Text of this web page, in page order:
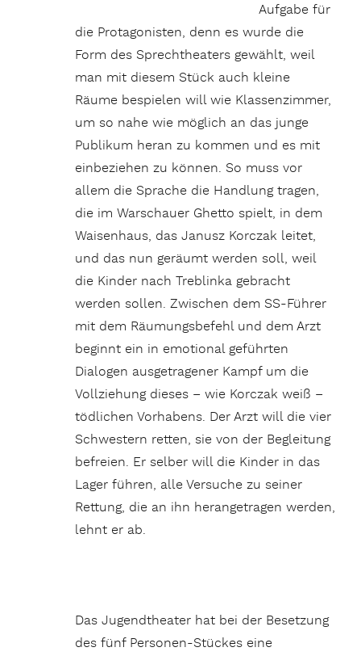
Aufgabe für
die Protagonisten, denn es wurde die
Form des Sprechtheaters gewählt, weil
man mit diesem Stück auch kleine
Räume bespielen will wie Klassenzimmer,
um so nahe wie möglich an das junge
Publikum heran zu kommen und es mit
einbeziehen zu können. So muss vor
allem die Sprache die Handlung tragen,
die im Warschauer Ghetto spielt, in dem
Waisenhaus, das Janusz Korczak leitet,
und das nun geräumt werden soll, weil
die Kinder nach Treblinka gebracht
werden sollen. Zwischen dem SS-Führer
mit dem Räumungsbefehl und dem Arzt
beginnt ein in emotional geführten
Dialogen ausgetragener Kampf um die
Vollziehung dieses – wie Korczak weiß –
tödlichen Vorhabens. Der Arzt will die vier
Schwestern retten, sie von der Begleitung
befreien. Er selber will die Kinder in das
Lager führen, alle Versuche zu seiner
Rettung, die an ihn herangetragen werden,
lehnt er ab.
Das Jugendtheater hat bei der Besetzung
des fünf Personen-Stückes eine